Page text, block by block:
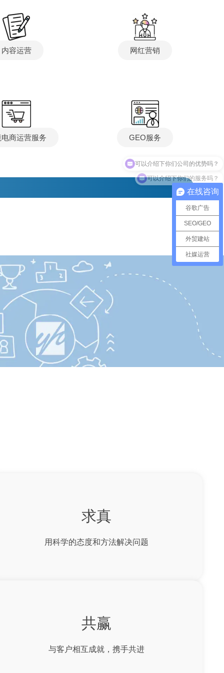
内容运营 网红营销
商运营服务 GEO服务
求真
用科学的态度和方法解决问题
共赢
与客户相互成就，携手共进
在线咨询
谷歌广告
SEO/GEO
外贸建站
社媒运营